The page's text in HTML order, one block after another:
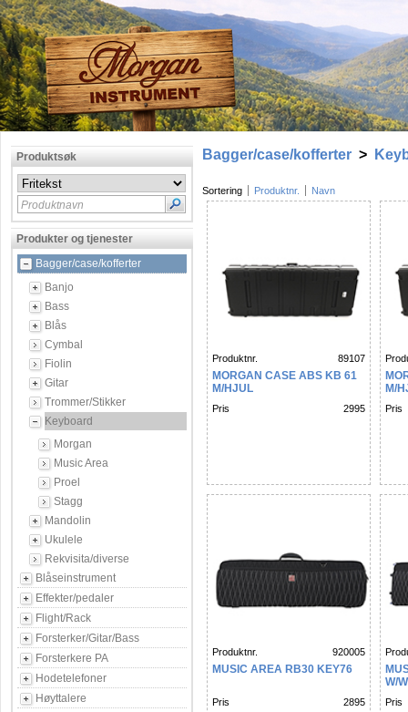
Produktsøk
Produktnavn
Produkter og tjenester
Bagger/case/kofferter
Banjo
Bass
Blås
Cymbal
Fiolin
Gitar
Trommer/Stikker
Keyboard
Morgan
Music Area
Proel
Stagg
Mandolin
Ukulele
Rekvisita/diverse
Blåseinstrument
Effekter/pedaler
Flight/Rack
Forsterker/Gitar/Bass
Forsterkere PA
Hodetelefoner
Høyttalere
Bagger/case/kofferter >
Sortering Produktnr. Navn
Produktnr. 89107
MORGAN CASE ABS KB 61
M/HJUL
Pris 2995
M/
Pris
Produktnr. 920005
MUSIC AREA RB30 KEY76
Pris 2895
W/
Pris